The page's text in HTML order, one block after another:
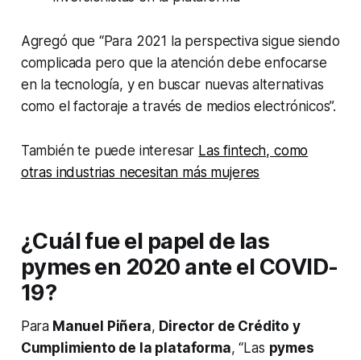
Agregó que “Para 2021 la perspectiva sigue siendo
complicada pero que la atención debe enfocarse
en la tecnología, y en buscar nuevas alternativas
como el factoraje a través de medios electrónicos”.
También te puede interesar Las fintech, como
otras industrias necesitan más mujeres
¿Cuál fue el papel de las
pymes en 2020 ante el COVID-
19?
Para Manuel Piñera, Director de Crédito y
Cumplimiento de la plataforma, “Las pymes